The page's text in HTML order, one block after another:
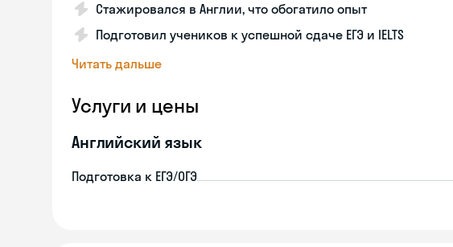
Стажировался в Англии, что обогатило опыт
Подготовил учеников к успешной сдаче ЕГЭ и IELTS
Читать дальше
Услуги и цены
Английский язык
Подготовка к ЕГЭ/ОГЭ